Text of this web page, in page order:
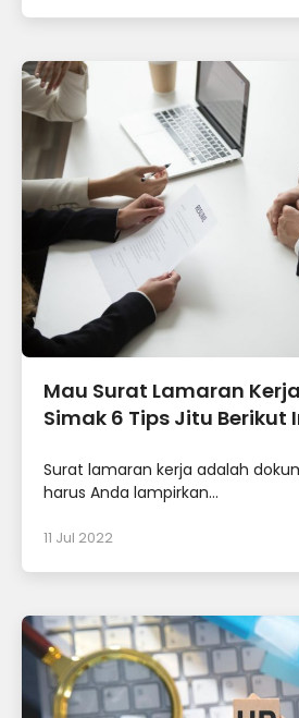
Mau Surat Lamaran
Simak 6 Tips Jitu Berikut
Surat lamaran kerja adalah
harus Anda lampirkan...
11 Jul 2022